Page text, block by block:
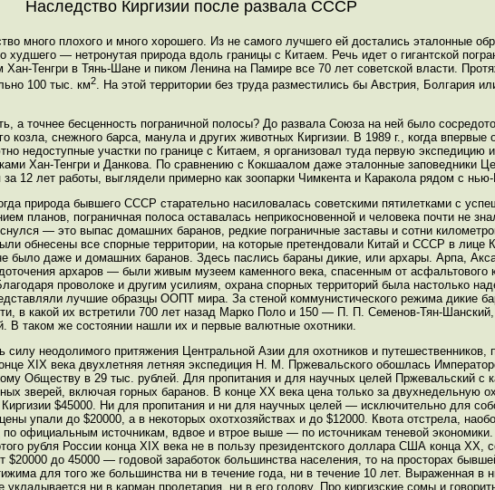
Наследство Киргизии после развала СССР
много плохого и много хорошего. Из не самого лучшего ей достались эталонные
худшего — нетронутая природа вдоль границы с Китаем. Речь идет о гигантской
Тенгри в Тянь-Шане и пиком Ленина на Памире все 70 лет советской власти.
100 тыс. км2. На этой территории без труда разместились бы Австрия, Болгария
а точнее бесценность пограничной полосы? До развала Союза на ней было
козла, снежного барса, манула и других животных Киргизии. В 1989 г., когда
недоступные участки по границе с Китаем, я организовал туда первую экспедицию
Хан-Тенгри и Данкова. По сравнению с Кокшаалом даже эталонные заповедники
за 12 лет работы, выглядели примерно как зоопарки Чимкента и Каракола рядом с нью-
природа бывшего СССР старательно насиловалась советскими пятилетками с
планов, пограничная полоса оставалась неприкосновенной и человека почти не
— это выпас домашних баранов, редкие пограничные заставы и сотни
обнесены все спорные территории, на которые претендовали Китай и СССР в лице
было даже и домашних баранов. Здесь паслись бараны дикие, или архары. Арпа,
архаров — были живым музеем каменного века, спасенным от асфальтового
проволоке и другим усилиям, охрана спорных территорий была настолько
лучшие образцы ООПТ мира. За стеной коммунистического режима дикие
в какой их встретили 700 лет назад Марко Поло и 150 — П. П. Семенов-Тян-
В таком же состоянии нашли их и первые валютные охотники.
силу неодолимого притяжения Центральной Азии для охотников и путешественников,
XIX века двухлетняя летняя экспедиция Н. М. Пржевальского обошлась
Обществу в 29 тыс. рублей. Для пропитания и для научных целей Пржевальский с
зверей, включая горных баранов. В конце ХХ века цена только за двухнедельную
$45000. Ни для пропитания и ни для научных целей — исключительно для
упали до $20000, а в некоторых охотхозяйствах и до $12000. Квота отстрела,
по официальным источникам, вдвое и втрое выше — по источникам теневой экономики.
рубля России конца XIX века не в пользу президентского доллара США конца XX,
до 45000 — годовой заработок большинства населения, то на просторах
для того же большинства ни в течение года, ни в течение 10 лет. Выраженная в
укладывается ни в карман пролетария, ни в его голову. Про киргизские сомы и